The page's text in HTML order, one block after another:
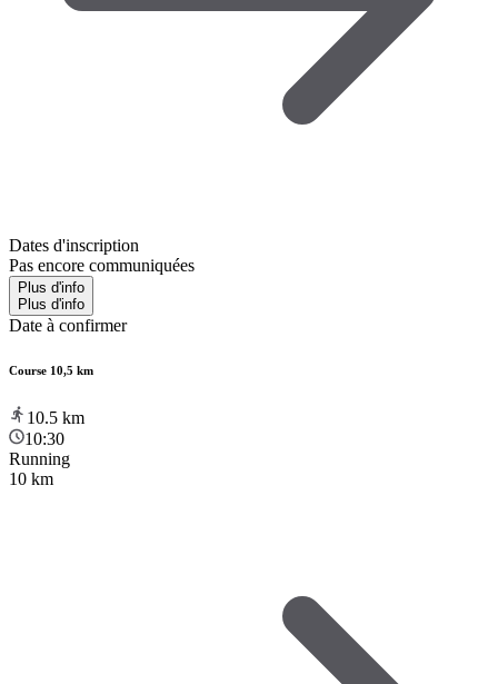
Dates d'inscription
Pas encore communiquées
Plus d'info
Plus d'info
Date à confirmer
Course 10,5 km
10.5 km
10:30
Running
10 km